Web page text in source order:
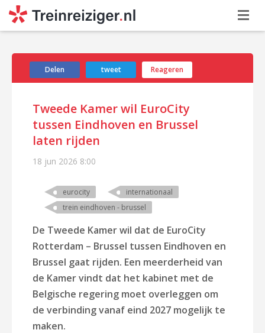
Delen tweet Reageren
Tweede Kamer wil EuroCity
tussen Eindhoven en Brussel
laten rijden
18 jun 2026 8:00
eurocity
internationaal
trein eindhoven - brussel
De Tweede Kamer wil dat de EuroCity
Rotterdam – Brussel tussen Eindhoven en
Brussel gaat rijden. Een meerderheid van
de Kamer vindt dat het kabinet met de
Belgische regering moet overleggen om
de verbinding vanaf eind 2027 mogelijk te
maken.